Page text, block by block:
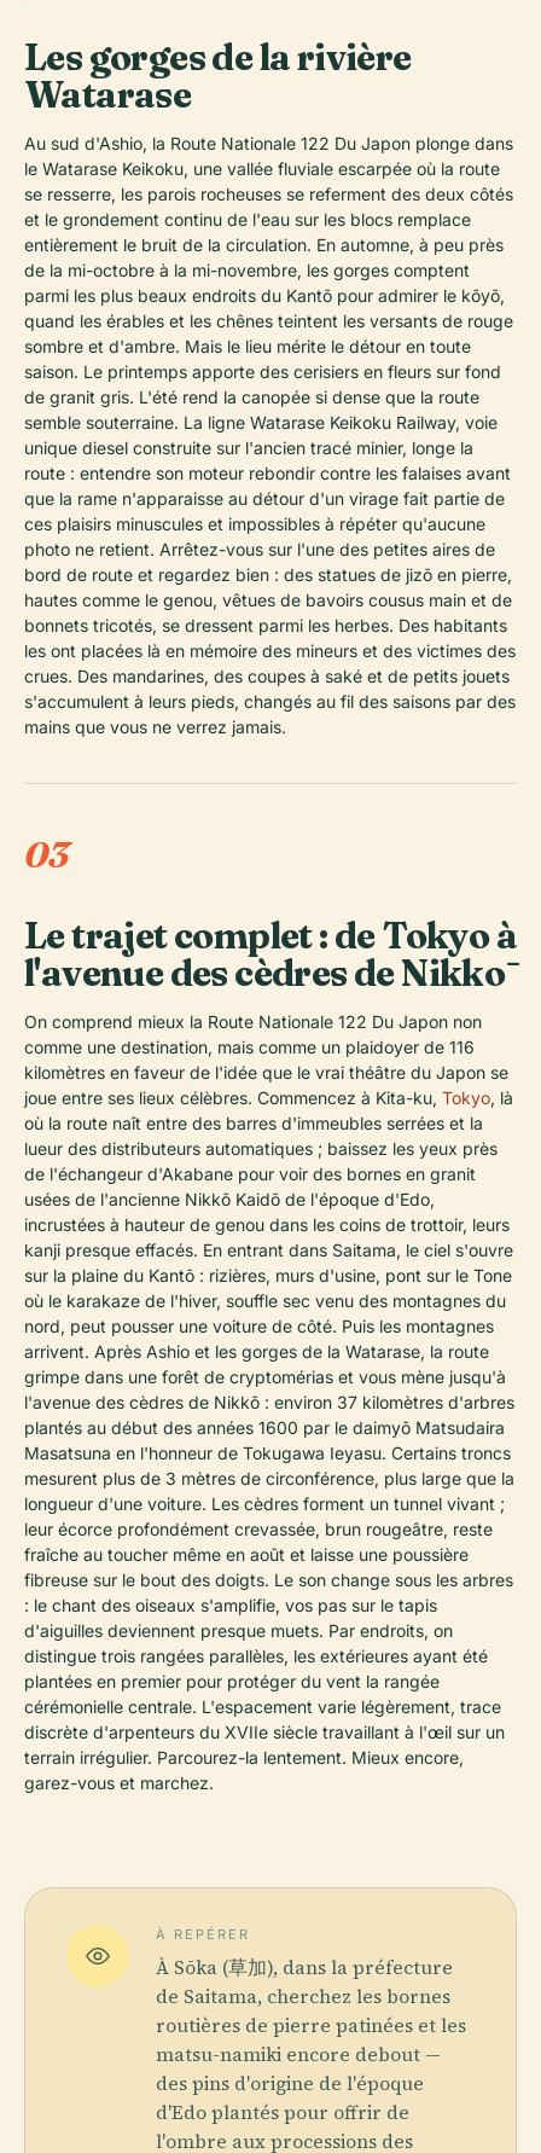
Les gorges de la rivière
Watarase
Au sud d'Ashio, la Route Nationale 122 Du Japon plonge dans
le Watarase Keikoku, une vallée fluviale escarpée où la route
se resserre, les parois rocheuses se referment des deux côtés
et le grondement continu de l'eau sur les blocs remplace
entièrement le bruit de la circulation. En automne, à peu près
de la mi-octobre à la mi-novembre, les gorges comptent
parmi les plus beaux endroits du Kantō pour admirer le kōyō,
quand les érables et les chênes teintent les versants de rouge
sombre et d'ambre. Mais le lieu mérite le détour en toute
saison. Le printemps apporte des cerisiers en fleurs sur fond
de granit gris. L'été rend la canopée si dense que la route
semble souterraine. La ligne Watarase Keikoku Railway, voie
unique diesel construite sur l'ancien tracé minier, longe la
route : entendre son moteur rebondir contre les falaises avant
que la rame n'apparaisse au détour d'un virage fait partie de
ces plaisirs minuscules et impossibles à répéter qu'aucune
photo ne retient. Arrêtez-vous sur l'une des petites aires de
bord de route et regardez bien : des statues de jizō en pierre,
hautes comme le genou, vêtues de bavoirs cousus main et de
bonnets tricotés, se dressent parmi les herbes. Des habitants
les ont placées là en mémoire des mineurs et des victimes des
crues. Des mandarines, des coupes à saké et de petits jouets
s'accumulent à leurs pieds, changés au fil des saisons par des
mains que vous ne verrez jamais.
03
Le trajet complet : de Tokyo à
l'avenue des cèdres de Nikkō
On comprend mieux la Route Nationale 122 Du Japon non
comme une destination, mais comme un plaidoyer de 116
kilomètres en faveur de l'idée que le vrai théâtre du Japon se
joue entre ses lieux célèbres. Commencez à Kita-ku, Tokyo, là
où la route naît entre des barres d'immeubles serrées et la
lueur des distributeurs automatiques ; baissez les yeux près
de l'échangeur d'Akabane pour voir des bornes en granit
usées de l'ancienne Nikkō Kaidō de l'époque d'Edo,
incrustées à hauteur de genou dans les coins de trottoir, leurs
kanji presque effacés. En entrant dans Saitama, le ciel s'ouvre
sur la plaine du Kantō : rizières, murs d'usine, pont sur le Tone
où le karakaze de l'hiver, souffle sec venu des montagnes du
nord, peut pousser une voiture de côté. Puis les montagnes
arrivent. Après Ashio et les gorges de la Watarase, la route
grimpe dans une forêt de cryptomérias et vous mène jusqu'à
l'avenue des cèdres de Nikkō : environ 37 kilomètres d'arbres
plantés au début des années 1600 par le daimyō Matsudaira
Masatsuna en l'honneur de Tokugawa Ieyasu. Certains troncs
mesurent plus de 3 mètres de circonférence, plus large que la
longueur d'une voiture. Les cèdres forment un tunnel vivant ;
leur écorce profondément crevassée, brun rougeâtre, reste
fraîche au toucher même en août et laisse une poussière
fibreuse sur le bout des doigts. Le son change sous les arbres
: le chant des oiseaux s'amplifie, vos pas sur le tapis
d'aiguilles deviennent presque muets. Par endroits, on
distingue trois rangées parallèles, les extérieures ayant été
plantées en premier pour protéger du vent la rangée
cérémonielle centrale. L'espacement varie légèrement, trace
discrète d'arpenteurs du XVIIe siècle travaillant à l'œil sur un
terrain irrégulier. Parcourez-la lentement. Mieux encore,
garez-vous et marchez.
À REPÉRER
À Sōka (草加), dans la préfecture
de Saitama, cherchez les bornes
routières de pierre patinées et les
matsu-namiki encore debout —
des pins d'origine de l'époque
d'Edo plantés pour offrir de
l'ombre aux processions des